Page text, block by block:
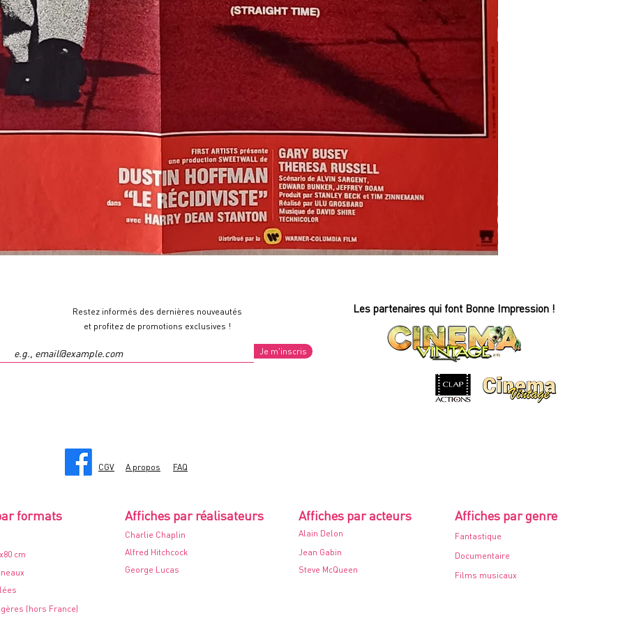
Affiche
de
-
60x80cm.
-
1968
Restez informés des dernières nouveautés
et profitez de promotions exclusives !
Je m'inscris
Les partenaires qui font Bonne Impression !
CGV A propos FAQ
formats
cm
(hors France)
Affiches par réalisateurs
Charlie Chaplin
Alfred Hitchcock
George Lucas
Affiches par acteurs
Alain Delon
Jean Gabin
Steve McQueen
Affiches par genre
Fantastique
Documentaire
Films musicaux